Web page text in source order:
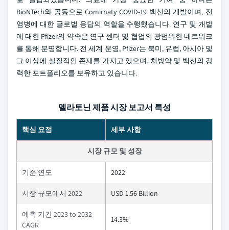
BioNTech와 공동으로 Comirnaty COVID-19 백신의 개발이며, 전
염병에 대한 글로벌 응답의 역할을 수행했습니다. 연구 및 개발
에 대한 Pfizer의 약속은 연구 센터 및 협업의 광범위한 네트워크
를 통해 분명합니다. 전 세계 운영, Pfizer는 북미, 유럽, 아시아 및
그 이상에 실질적인 존재를 가지고 있으며, 처방약 및 백신의 강
력한 포트폴리오를 보유하고 있습니다.
멜라토닌 제품 시장 보고서 특성
핵심 요점 세부 사항
시장 규모 및 성장
기준 연도 2022
시장 규모에서 2022 USD 1.56 Billion
예측 기간 2023 to 2032
CAGR
14.3%